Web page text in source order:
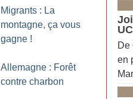
Migrants : La
montagne, ça vous
gagne !
Allemagne : Forêt
contre charbon
De
en